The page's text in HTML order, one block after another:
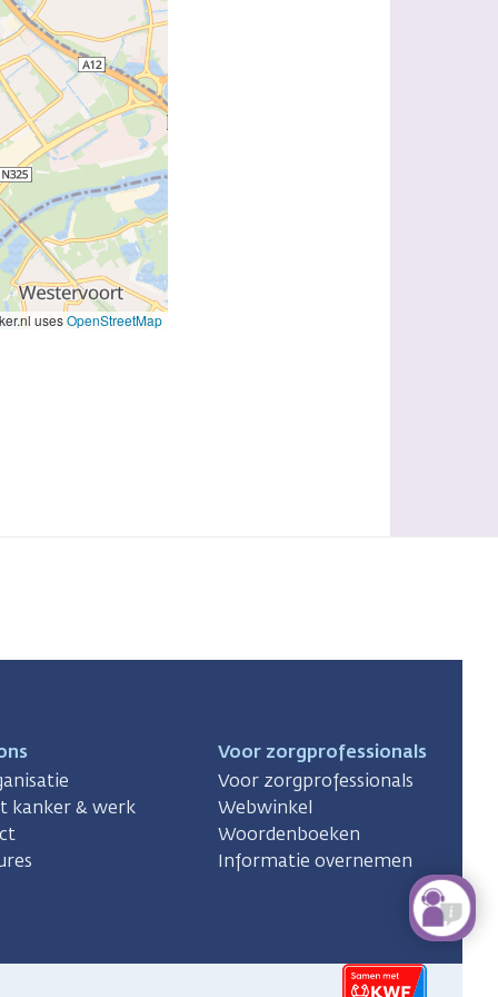
usesOpenStreetMap
kanker & werk
Voor zorgprofessionals
Voor zorgprofessionals
Webwinkel
Woordenboeken
Informatie overnemen